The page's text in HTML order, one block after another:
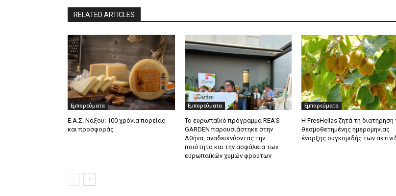
RELATED ARTICLES
Εμπορεύματα
Ε.Α.Σ. Νάξου: 100 χρόνια πορείας
και προσφοράς
Εμπορεύματα
Το ευρωπαϊκό πρόγραμμα REA’S
GARDEN παρουσιάστηκε στην
Αθήνα, αναδεικνύοντας την
ποιότητα και την ασφάλεια των
ευρωπαϊκών χυμών φρούτων
Εμπορεύματα
Η FresHellas ζητά τη διατήρηση
θεσμοθετημένης ημερομηνίας
έναρξης συγκομιδής των